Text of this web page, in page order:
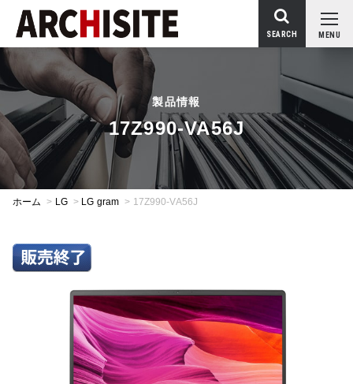
MENU
SEARCH
製品情報
17Z990-VA56J
ホーム > LG > LG gram > 17Z990-VA56J